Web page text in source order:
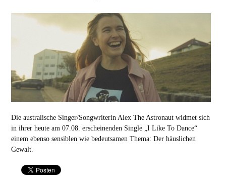
Die australische Singer/Songwriterin Alex The Astronaut widmet sich
in ihrer heute am 07.08. erscheinenden Single „I Like To Dance“
einem ebenso sensiblen wie bedeutsamen Thema: Der häuslichen
Gewalt.